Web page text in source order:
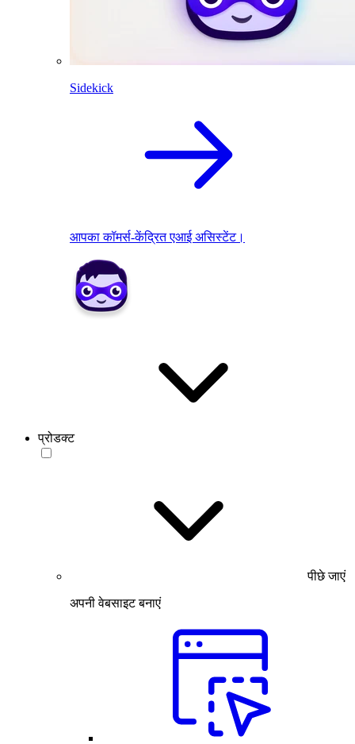
Sidekick
आपका कॉमर्स-केंद्रित एआई असिस्टेंट।
प्रोडक्ट
पीछे जाएं
अपनी वेबसाइट बनाएं